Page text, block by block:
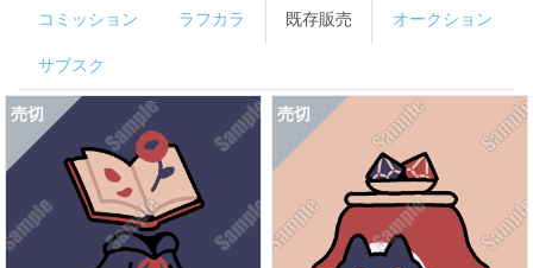
コミッション ラフカラ 既存販売 オークション
サブスク